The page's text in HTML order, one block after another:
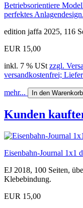
Betriebsorientiere
perfektes
edition jaffa 2025, 116
EUR 15,00
inkl. 7 % USt zzgl.
versandkostenfrei;
mehr... In den Warenkorb
Kunden
Eisenbahn-Journal 1x1
EJ 2018, 100 Seiten,
Klebebindung.
EUR 15,00